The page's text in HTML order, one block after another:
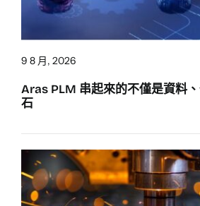
9 8 月, 2026
Aras PLM 串起來的不僅是資料
石